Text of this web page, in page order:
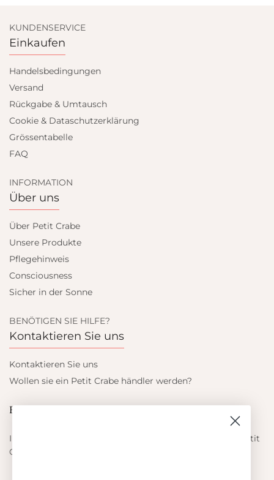
KUNDENSERVICE
Einkaufen
Handelsbedingungen
Versand
Rückgabe & Umtausch
Cookie & Dataschutzerklärung
Grössentabelle
FAQ
INFORMATION
Über uns
Über Petit Crabe
Unsere Produkte
Pflegehinweis
Consciousness
Sicher in der Sonne
BENÖTIGEN SIE HILFE?
Kontaktieren Sie uns
Kontaktieren Sie uns
Wollen sie ein Petit Crabe händler werden?
Blieb auf dem laufenden
Informieren Sie sich über die neuesten Angebote von Petit
Crabe